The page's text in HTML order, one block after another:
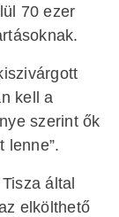
70 ezer
kell a
szerint ők
lenne”.
által
elkölthető